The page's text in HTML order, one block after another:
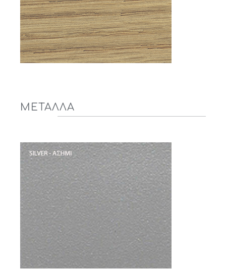
ΜΕΤΑΛΛΑ